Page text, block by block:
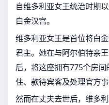
自维多利亚女王统治时期
白金汉宫。
维多利亚女王是首位将白
君主。她在与阿尔伯特亲
后，将这座拥有775个房
住、款待宾客及处理官方事
然而在丈夫去世后，维多